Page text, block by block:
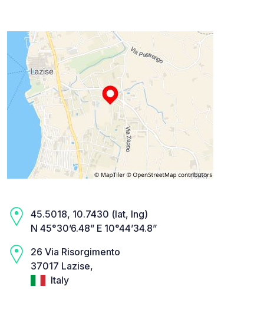
45.5018, 10.7430 (lat, lng)
N 45°30’6.48” E 10°44’34.8”
26 Via Risorgimento
37017 Lazise,
Italy